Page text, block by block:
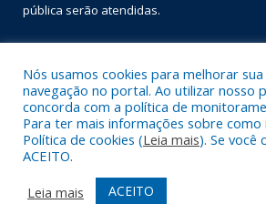
pública serão atendidas.
Todos os direitos reservados a Prefeitura
Mapa do Site
Acessar Área
Nós usamos cookies para melhorar
navegação no portal. Ao utilizar nosso
concorda com a política de
Para ter mais informações sobre como
Política de cookies (Leia mais). Se você
ACEITO.
Leia mais
ACEITO